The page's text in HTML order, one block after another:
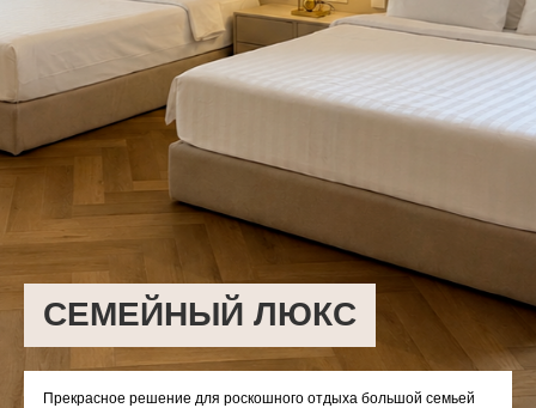
СЕМЕЙНЫЙ ЛЮКС
Прекрасное решение для роскошного отдыха большой семьей